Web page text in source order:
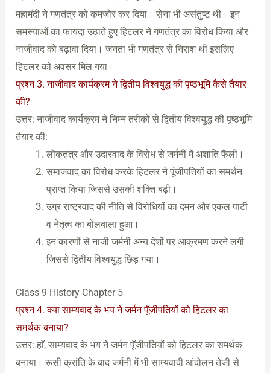
महामंदी ने गणतंत्र को कमजोर कर दिया। सेना भी असंतुष्ट थी। इन
समस्याओं का फायदा उठाते हुए हिटलर ने गणतंत्र का विरोध किया और
नाजीवाद को बढ़ावा दिया। जनता भी गणतंत्र से निराश थी इसलिए
हिटलर को अवसर मिल गया।
प्रश्न 3. नाजीवाद कार्यक्रम ने द्वितीय विश्वयुद्ध की पृष्ठभूमि कैसे तैयार
की?
उत्तर: नाजीवाद कार्यक्रम ने निम्न तरीकों से द्वितीय विश्वयुद्ध की पृष्ठभूमि
तैयार की:
लोकतंत्र और उदारवाद के विरोध से जर्मनी में अशांति फैली।
समाजवाद का विरोध करके हिटलर ने पूंजीपतियों का समर्थन
प्राप्त किया जिससे उसकी शक्ति बढ़ी।
उग्र राष्ट्रवाद की नीति से विरोधियों का दमन और एकल पार्टी
व नेतृत्व का बोलबाला हुआ।
इन कारणों से नाजी जर्मनी अन्य देशों पर आक्रमण करने लगी
जिससे द्वितीय विश्वयुद्ध छिड़ गया।
Class 9 History Chapter 5
प्रश्न 4. क्या साम्यवाद के भय ने जर्मन पूँजीपतियों को हिटलर का
समर्थक बनाया?
उत्तर: हाँ, साम्यवाद के भय ने जर्मन पूँजीपतियों को हिटलर का समर्थक
बनाया। रूसी क्रांति के बाद जर्मनी में भी साम्यवादी आंदोलन तेजी से